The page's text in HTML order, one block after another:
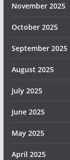
November 2025
October 2025
September 2025
August 2025
July 2025
June 2025
May 2025
April 2025